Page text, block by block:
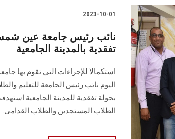
2023-10-01
نائب رئيس جامعة عين
تفقدية بالمدينة الجامعية
استكمالا للإجراءات التي تقوم بها
اليوم نائب رئيس الجامعة للتعليم
بجولة تفقدية للمدينة الجامعية
الطلاب المستجدين والطلاب القدامى.